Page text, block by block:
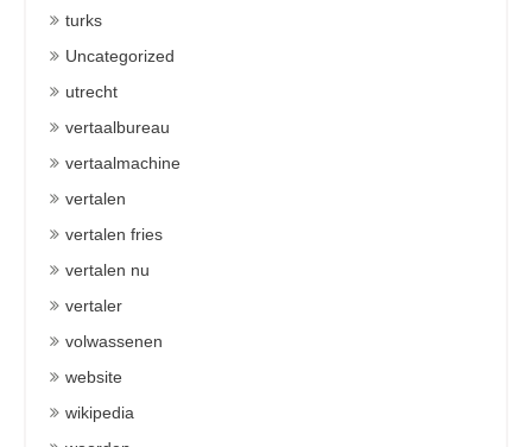
turks
Uncategorized
utrecht
vertaalbureau
vertaalmachine
vertalen
vertalen fries
vertalen nu
vertaler
volwassenen
website
wikipedia